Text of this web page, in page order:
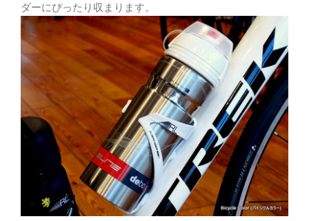
ダーにぴったり収まります。